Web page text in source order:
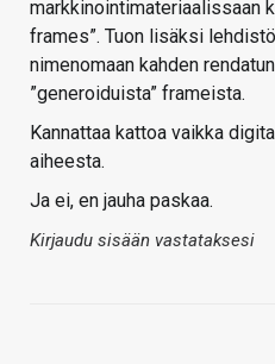
markkinointimateriaalissaan
frames”. Tuon lisäksi
nimenomaan kahden
”generoiduista” frameista.
Kannattaa kattoa vaikka
aiheesta.
Ja ei, en jauha paskaa.
Kirjaudu sisään vastataksesi